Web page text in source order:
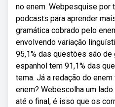
no enem. Webpesquise por
podcasts para aprender
gramática cobrado pelo
envolvendo variação
95,1% das questões são de
espanhol tem 91,1% das
tema. Já a redação do
enem? Webescolha um
até o final, é isso que os